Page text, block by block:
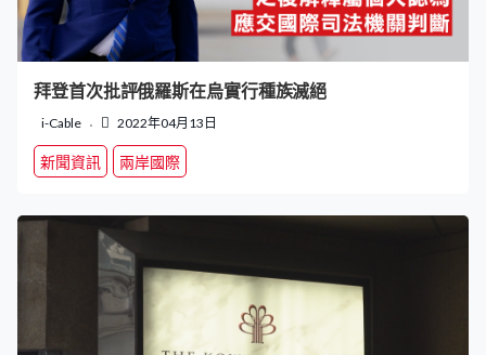
拜登首次批評俄羅斯在烏實行種族滅絕
i-Cable 2022年04月13日
新聞資訊 兩岸國際